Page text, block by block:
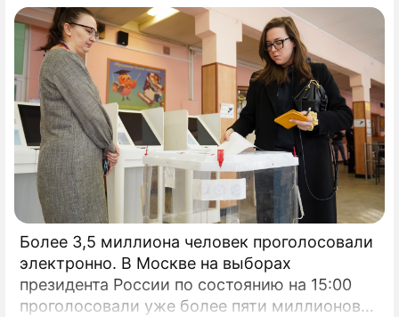
Более 3,5 миллиона человек проголосовали
электронно. В Москве на выборах
президента России по состоянию на 15:00
проголосовали уже более пяти миллионов